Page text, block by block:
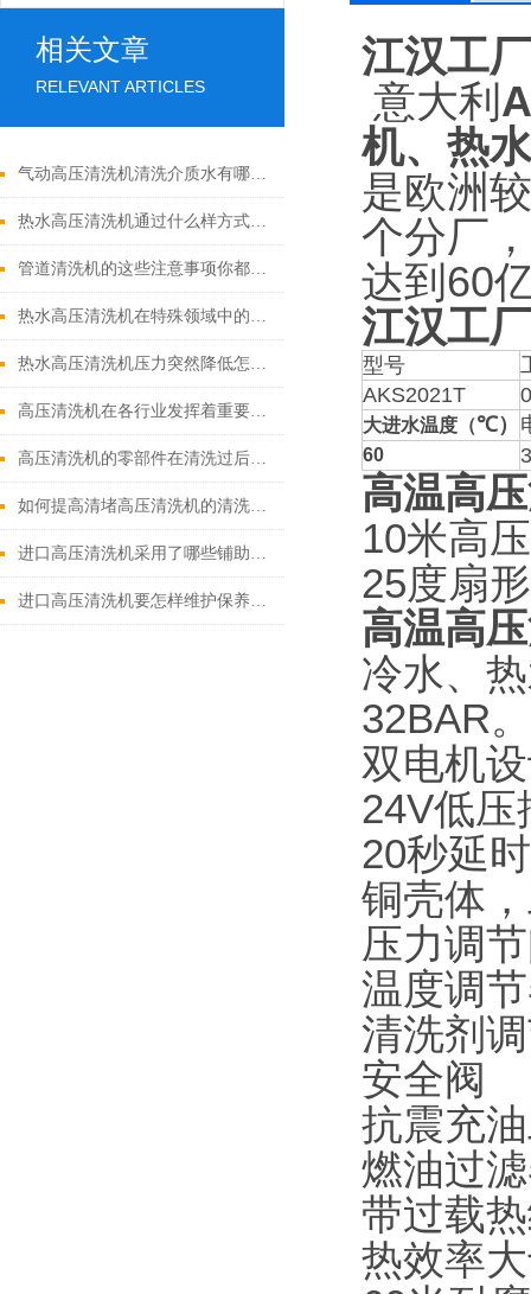
相关文章
RELEVANT ARTICLES
气动高压清洗机清洗介质水有哪些优点
热水高压清洗机通过什么样方式来实现增压呢
管道清洗机的这些注意事项你都落实到位了吗
热水高压清洗机在特殊领域中的应用
热水高压清洗机压力突然降低怎么回事
高压清洗机在各行业发挥着重要的作用
高压清洗机的零部件在清洗过后还需要注意什么
如何提高清堵高压清洗机的清洗效果？
进口高压清洗机采用了哪些铺助系统
进口高压清洗机要怎样维护保养才算合理呢
江汉工
意大利
机、热
是欧洲
个分厂
达到60
江汉工
型号
AKS2021T
大进水温度（℃）
60
高温高
10米高
25度扇
高温高
冷水、
32BAR。
双电机
24V低压
20秒延
铜壳体
压力调
温度调
清洗剂
安全阀
抗震充
燃油过
带过载
热效率